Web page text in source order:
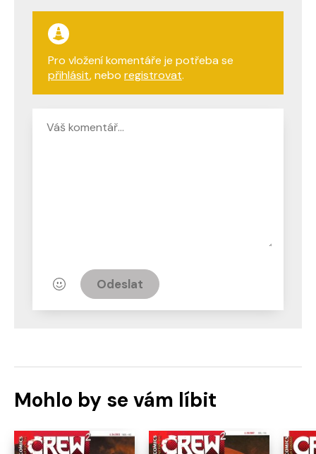
Pro vložení komentáře je potřeba se
přihlásit, nebo registrovat.
Odeslat
Mohlo by se vám líbit